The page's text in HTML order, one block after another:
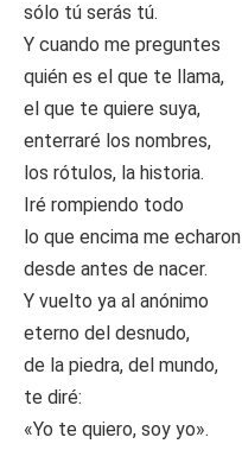
sólo tú serás tú.
Y cuando me preguntes
quién es el que te llama,
el que te quiere suya,
enterraré los nombres,
los rótulos, la historia.
Iré rompiendo todo
lo que encima me echaron
desde antes de nacer.
Y vuelto ya al anónimo
eterno del desnudo,
de la piedra, del mundo,
te diré:
«Yo te quiero, soy yo».